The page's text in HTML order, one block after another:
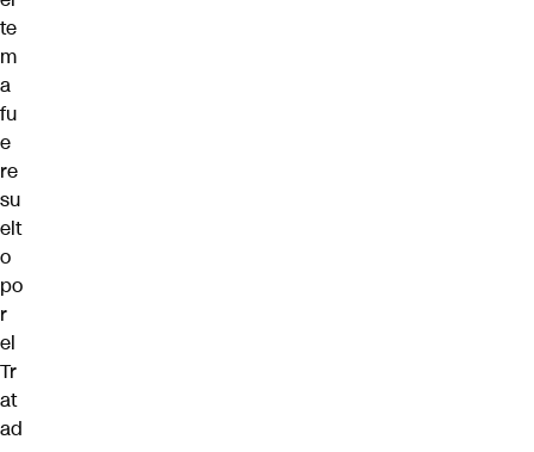
te
m
a
fu
e
re
su
elt
o
po
r
el
Tr
at
ad